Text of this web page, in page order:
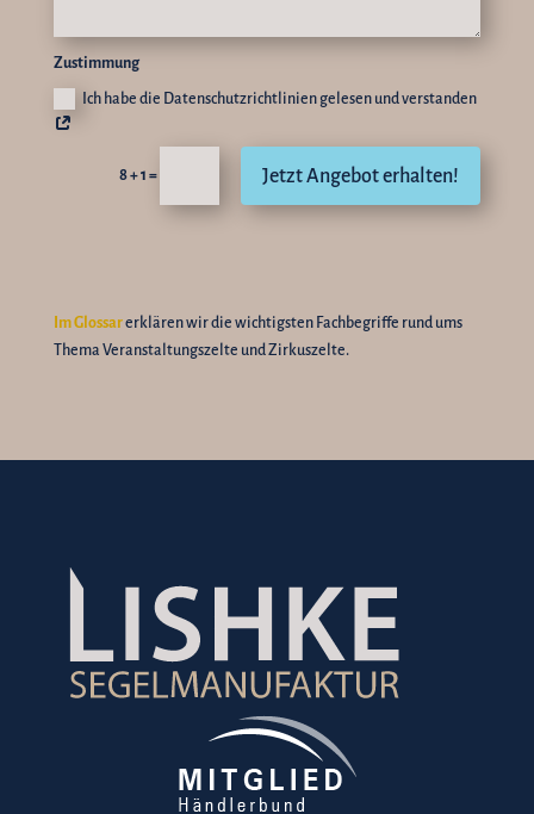
Zustimmung
Ich habe die Datenschutzrichtlinien gelesen und verstanden
8 + 1 = Jetzt Angebot erhalten!
Im Glossarerklären wir die wichtigsten Fachbegriffe rund ums
Thema Veranstaltungszelte und Zirkuszelte.